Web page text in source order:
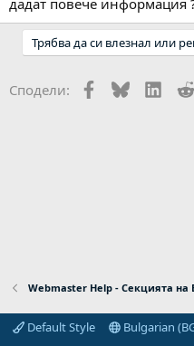
Трябва да си влезнал или
Сподели: Facebook
Bluesky
Webmaster Help - Секцията на
Default Style
Bulgarian